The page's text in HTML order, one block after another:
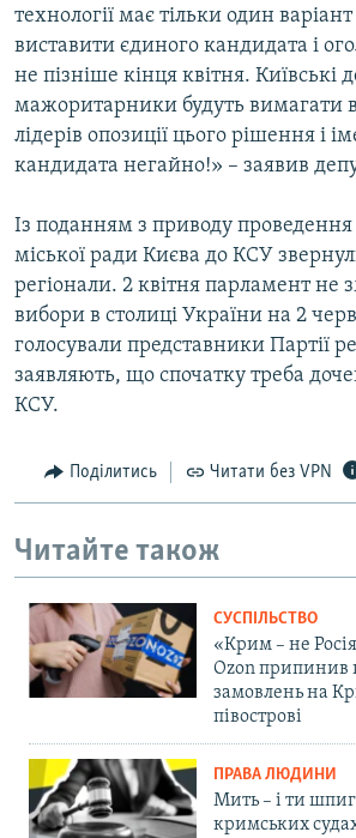
технології має тільки один
виставити єдиного кандидата і
не пізніше кінця квітня. Київські
мажоритарники будуть вимагати
лідерів опозиції цього рішення і
кандидата негайно!» – заявив
Із поданням з приводу проведення
міської ради Києва до КСУ
регіонали. 2 квітня парламент не
вибори в столиці України на 2
голосували представники Партії
заявляють, що спочатку треба
КСУ.
Поділитись Читати без VPN
Читайте також
СУСПІЛЬСТВО
«Крим – не
Ozon припинив
замовлень на
півострові
ПРАВА ЛЮДИНИ
Мить – і ти
кримських